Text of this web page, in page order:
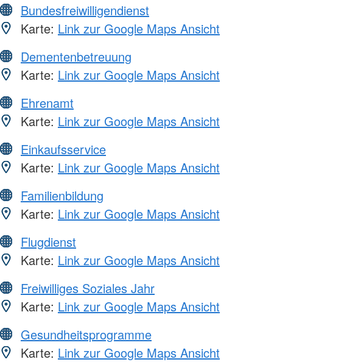
Bundesfreiwilligendienst
Karte: Link zur Google Maps Ansicht
Dementenbetreuung
Karte: Link zur Google Maps Ansicht
Ehrenamt
Karte: Link zur Google Maps Ansicht
Einkaufsservice
Karte: Link zur Google Maps Ansicht
Familienbildung
Karte: Link zur Google Maps Ansicht
Flugdienst
Karte: Link zur Google Maps Ansicht
Freiwilliges Soziales Jahr
Karte: Link zur Google Maps Ansicht
Gesundheitsprogramme
Karte: Link zur Google Maps Ansicht